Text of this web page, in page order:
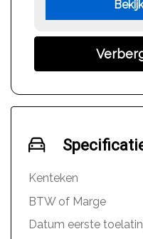
Kenteken
BTW of Marge
Datum eerste